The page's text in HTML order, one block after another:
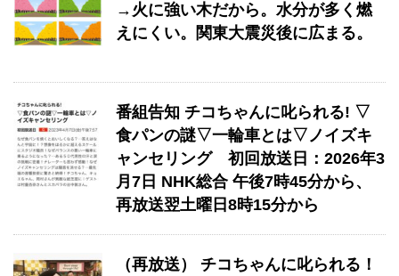
→火に強い木だから。水分が多く燃
えにくい。関東大震災後に広まる。
番組告知 チコちゃんに叱られる! ▽
食パンの謎▽一輪車とは▽ノイズキ
ャンセリング 初回放送日：2026年3
月7日 NHK総合 午後7時45分から、
再放送翌土曜日8時15分から
（再放送） チコちゃんに叱られる！